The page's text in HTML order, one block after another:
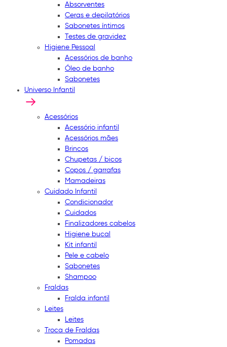
Absorventes
Ceras e depilatórios
Sabonetes íntimos
Testes de gravidez
Higiene Pessoal
Acessórios de banho
Óleo de banho
Sabonetes
Universo Infantil
Acessórios
Acessório infantil
Acessórios mães
Brincos
Chupetas / bicos
Copos / garrafas
Mamadeiras
Cuidado Infantil
Condicionador
Cuidados
Finalizadores cabelos
Higiene bucal
Kit infantil
Pele e cabelo
Sabonetes
Shampoo
Fraldas
Fralda infantil
Leites
Leites
Troca de Fraldas
Pomadas